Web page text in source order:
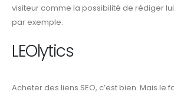
visiteur comme la possibilité de rédiger
par exemple.
LEOlytics
Acheter des liens SEO, c’est bien. Mais le